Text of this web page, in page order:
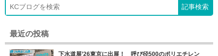
最近の投稿
下水道展’26東京に出展！ 呼び径500のポリエチレン